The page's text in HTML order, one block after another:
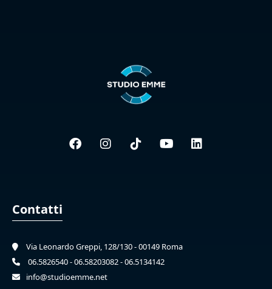
Contatti
Via Leonardo Greppi, 128/130 - 00149 Roma
06.5826540 - 06.58203082 - 06.5134142
info@studioemme.net